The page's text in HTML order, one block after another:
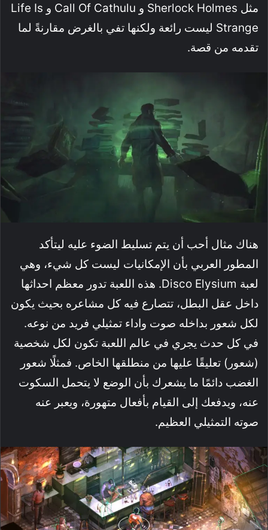
مثل Sherlock Holmes و Call Of Cathulu و Life Is
Strange ليست رائعة ولكنها تفي بالغرض مقارنةً لما
تقدمه من قصة.
هناك مثال أحب أن يتم تسليط الضوء عليه ليتأكد
المطور العربي بأن الإمكانيات ليست كل شيء، وهي
لعبة Disco Elysium. هذه اللعبة تدور معظم احداثها
داخل عقل البطل، تتصارع فيه كل مشاعره بحيث يكون
لكل شعور بداخله صوت واداء تمثيلي فريد من نوعه.
في كل حدث يجري في عالم اللعبة تكون لكل شخصية
(شعور) تعليقًا عليها من منطلقها الخاص. فمثلًا شعور
الغضب دائمًا ما يشعرك بأن الوضع لا يتحمل السكوت
عنه، ويدفعك إلى القيام بأفعال متهورة، ويعبر عنه
صوته التمثيلي العظيم.